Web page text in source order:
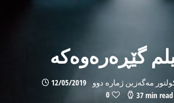
گێڕه‌ره‌وه‌که‌
مه‌گه‌زین ژماره‌ دوو
12/05/2019
37 min read
0